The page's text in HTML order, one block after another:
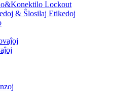
Lockout
& Ŝlosilaj Etikedoj